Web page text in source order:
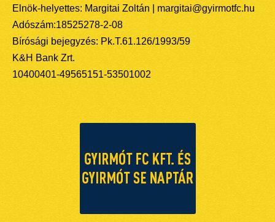
Elnök-helyettes: Margitai Zoltán | margitai@gyirmotfc.hu
Adószám:18525278-2-08
Bírósági bejegyzés: Pk.T.61.126/1993/59
K&H Bank Zrt.
10400401-49565151-53501002